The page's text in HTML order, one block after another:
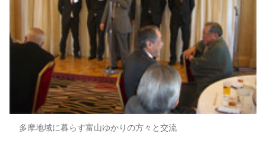
多摩地域に暮らす富山ゆかりの方々と交流